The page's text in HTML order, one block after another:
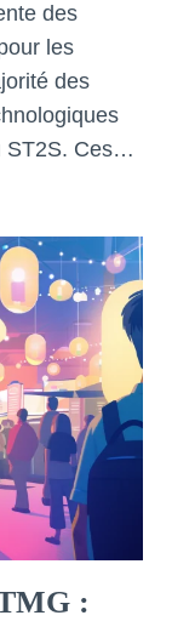
des
les
des
ST2S. Ces…
: